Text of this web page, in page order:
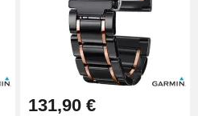
(pince trou)
pour Bracelet de
131,90 €